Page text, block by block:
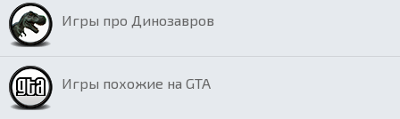
Игры про Динозавров
Игры похожие на GTA